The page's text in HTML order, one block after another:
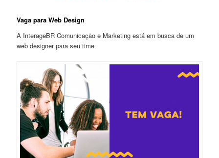
Vaga para Web Design
A InterageBR Comunicação e Marketing está em busca de um
web designer para seu time